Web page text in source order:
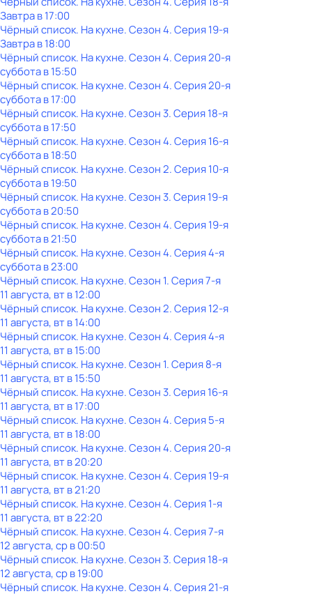
Завтра в 17:00
Чёрный список. На кухне. Сезон 4. Серия 19-я
Завтра в 18:00
Чёрный список. На кухне. Сезон 4. Серия 20-я
субботав15:50
Чёрный список. На кухне. Сезон 4. Серия 20-я
субботав17:00
Чёрный список. На кухне. Сезон 3. Серия 18-я
субботав17:50
Чёрный список. На кухне. Сезон 4. Серия 16-я
субботав18:50
Чёрный список. На кухне. Сезон 2. Серия 10-я
субботав19:50
Чёрный список. На кухне. Сезон 3. Серия 19-я
субботав20:50
Чёрный список. На кухне. Сезон 4. Серия 19-я
субботав21:50
Чёрный список. На кухне. Сезон 4. Серия 4-я
субботав23:00
Чёрный список. На кухне. Сезон 1. Серия 7-я
11 августа, вт в 12:00
Чёрный список. На кухне. Сезон 2. Серия 12-я
11 августа, вт в 14:00
Чёрный список. На кухне. Сезон 4. Серия 4-я
11 августа, вт в 15:00
Чёрный список. На кухне. Сезон 1. Серия 8-я
11 августа, вт в 15:50
Чёрный список. На кухне. Сезон 3. Серия 16-я
11 августа, вт в 17:00
Чёрный список. На кухне. Сезон 4. Серия 5-я
11 августа, вт в 18:00
Чёрный список. На кухне. Сезон 4. Серия 20-я
11 августа, вт в 20:20
Чёрный список. На кухне. Сезон 4. Серия 19-я
11 августа, вт в 21:20
Чёрный список. На кухне. Сезон 4. Серия 1-я
11 августа, вт в 22:20
Чёрный список. На кухне. Сезон 4. Серия 7-я
12 августа, ср в 00:50
Чёрный список. На кухне. Сезон 3. Серия 18-я
12 августа, ср в 19:00
Чёрный список. На кухне. Сезон 4. Серия 21-я